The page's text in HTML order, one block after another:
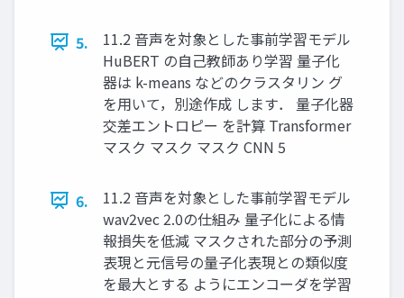
5.
11.2 音声を対象とした事前学習モデル
HuBERT の自己教師あり学習 量子化
器は k-means などのクラスタリン グ
を用いて，別途作成 します． 量子化器
交差エントロピー を計算 Transformer
マスク マスク マスク CNN 5
6.
11.2 音声を対象とした事前学習モデル
wav2vec 2.0の仕組み 量子化による情
報損失を低減 マスクされた部分の予測
表現と元信号の量子化表現との類似度
を最大とする ようにエンコーダを学習